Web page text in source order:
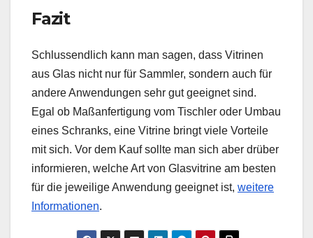
Fazit
Schlussendlich kann man sagen, dass Vitrinen
aus Glas nicht nur für Sammler, sondern auch für
andere Anwendungen sehr gut geeignet sind.
Egal ob Maßanfertigung vom Tischler oder Umbau
eines Schranks, eine Vitrine bringt viele Vorteile
mit sich. Vor dem Kauf sollte man sich aber drüber
informieren, welche Art von Glasvitrine am besten
für die jeweilige Anwendung geeignet ist, weitere
Informationen.